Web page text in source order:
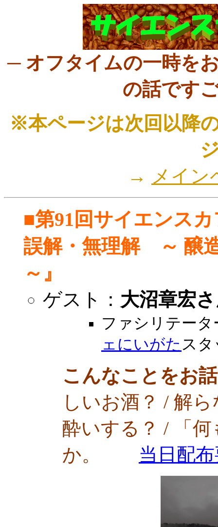
─ オフタイムの一時を
の話です
※本ページは次回以降
→ メイン
■第91回サイエンス
誤解・無理解 ～ 醸
～』
ゲスト： 大沼章宏
ファシリテー
ェにいがた スタ
こんなことをお
しいお酒？ / 解
酔いする？ / 「
か。 当日配